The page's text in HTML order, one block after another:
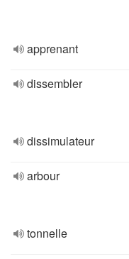
apprenant
dissembler
dissimulateur
arbour
tonnelle